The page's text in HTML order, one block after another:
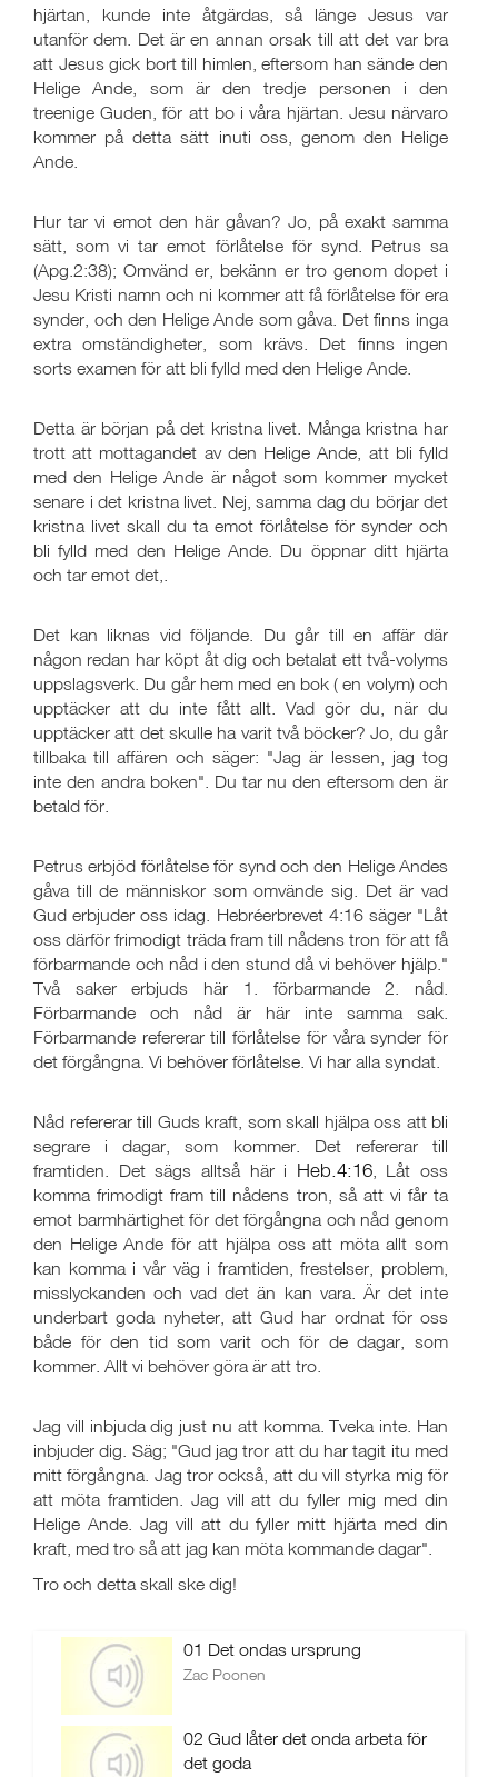
hjärtan, kunde inte åtgärdas, så länge Jesus var
utanför dem. Det är en annan orsak till att det var bra
att Jesus gick bort till himlen, eftersom han sände den
Helige Ande, som är den tredje personen i den
treenige Guden, för att bo i våra hjärtan. Jesu närvaro
kommer på detta sätt inuti oss, genom den Helige
Ande.
Hur tar vi emot den här gåvan? Jo, på exakt samma
sätt, som vi tar emot förlåtelse för synd. Petrus sa
(Apg.2:38); Omvänd er, bekänn er tro genom dopet i
Jesu Kristi namn och ni kommer att få förlåtelse för era
synder, och den Helige Ande som gåva. Det finns inga
extra omständigheter, som krävs. Det finns ingen
sorts examen för att bli fylld med den Helige Ande.
Detta är början på det kristna livet. Många kristna har
trott att mottagandet av den Helige Ande, att bli fylld
med den Helige Ande är något som kommer mycket
senare i det kristna livet. Nej, samma dag du börjar det
kristna livet skall du ta emot förlåtelse för synder och
bli fylld med den Helige Ande. Du öppnar ditt hjärta
och tar emot det,.
Det kan liknas vid följande. Du går till en affär där
någon redan har köpt åt dig och betalat ett två-volyms
uppslagsverk. Du går hem med en bok ( en volym) och
upptäcker att du inte fått allt. Vad gör du, när du
upptäcker att det skulle ha varit två böcker? Jo, du går
tillbaka till affären och säger: "Jag är lessen, jag tog
inte den andra boken". Du tar nu den eftersom den är
betald för.
Petrus erbjöd förlåtelse för synd och den Helige Andes
gåva till de människor som omvände sig. Det är vad
Gud erbjuder oss idag. Hebréerbrevet 4:16 säger "Låt
oss därför frimodigt träda fram till nådens tron för att få
förbarmande och nåd i den stund då vi behöver hjälp."
Två saker erbjuds här 1. förbarmande 2. nåd.
Förbarmande och nåd är här inte samma sak.
Förbarmande refererar till förlåtelse för våra synder för
det förgångna. Vi behöver förlåtelse. Vi har alla syndat.
Nåd refererar till Guds kraft, som skall hjälpa oss att bli
segrare i dagar, som kommer. Det refererar till
framtiden. Det sägs alltså här i Heb.4:16, Låt oss
komma frimodigt fram till nådens tron, så att vi får ta
emot barmhärtighet för det förgångna och nåd genom
den Helige Ande för att hjälpa oss att möta allt som
kan komma i vår väg i framtiden, frestelser, problem,
misslyckanden och vad det än kan vara. Är det inte
underbart goda nyheter, att Gud har ordnat för oss
både för den tid som varit och för de dagar, som
kommer. Allt vi behöver göra är att tro.
Jag vill inbjuda dig just nu att komma. Tveka inte. Han
inbjuder dig. Säg; "Gud jag tror att du har tagit itu med
mitt förgångna. Jag tror också, att du vill styrka mig för
att möta framtiden. Jag vill att du fyller mig med din
Helige Ande. Jag vill att du fyller mitt hjärta med din
kraft, med tro så att jag kan möta kommande dagar".
Tro och detta skall ske dig!
01 Det ondas ursprung
Zac Poonen
02 Gud låter det onda arbeta för
det goda